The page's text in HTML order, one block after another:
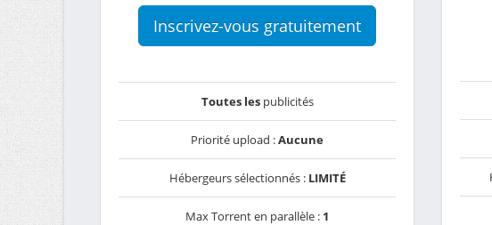
Inscrivez-vous gratuitement
Toutes lespublicités
Priorité upload :Aucune
Hébergeurs sélectionnés : LIMITÉ
Max Torrent en parallèle : 1